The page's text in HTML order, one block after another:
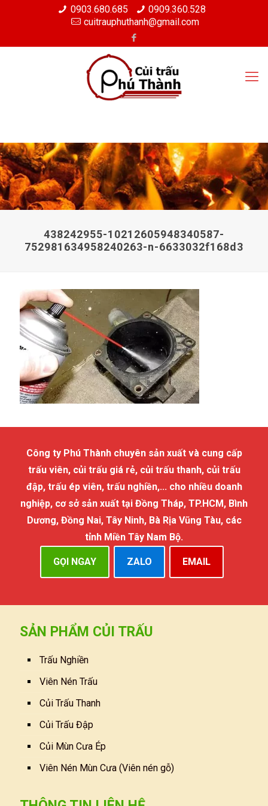
0903.680.685
0909.360.528
cuitrauphuthanh@gmail.com
438242955-10212605948340587-
752981634958240263-n-6633032f168d3
Công ty Phú Thành chuyên sản xuất và cung cấp
trấu viên, củi trấu giá rẻ, củi trấu thanh, củi trấu
đập, trấu ép viên, trấu nghiền,... cho nhiều doanh
nghiệp, cơ sở sản xuất tại Đồng Tháp, TP.HCM, Bình
Dương, Đồng Nai, Tây Ninh, Bà Rịa Vũng Tàu, các
tỉnh Miền Tây Nam Bộ.
GỌI NGAY ZALO EMAIL
SẢN PHẨM CỦI TRẤU
Trấu Nghiền
Viên Nén Trấu
Củi Trấu Thanh
Củi Trấu Đập
Củi Mùn Cưa Ép
Viên Nén Mùn Cưa (Viên nén gỗ)